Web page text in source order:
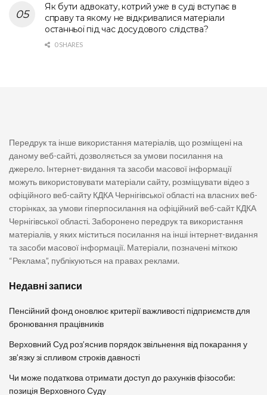
Як бути адвокату, котрий уже в суді вступає в
справу та якому не відкривалися матеріали
останньої під час досудового слідства?
0 SHARES
Передрук та інше використання матеріалів, що розміщені на
даному веб-сайті, дозволяється за умови посилання на
джерело. Інтернет-видання та засоби масової інформації
можуть використовувати матеріали сайту, розміщувати відео з
офіційного веб-сайту КДКА Чернігівської області на власних веб-
сторінках, за умови гіперпосилання на офіційний веб-сайт КДКА
Чернігівської області. Заборонено передрук та використання
матеріалів, у яких міститься посилання на інші інтернет-видання
та засоби масової інформації. Матеріали, позначені міткою
“Реклама”, публікуються на правах реклами.
Недавні записи
Пенсійний фонд оновлює критерії важливості підприємств для
бронювання працівників
Верховний Суд роз’яснив порядок звільнення від покарання у
зв’язку зі спливом строків давності
Чи може податкова отримати доступ до рахунків фізособи:
позиція Верховного Суду